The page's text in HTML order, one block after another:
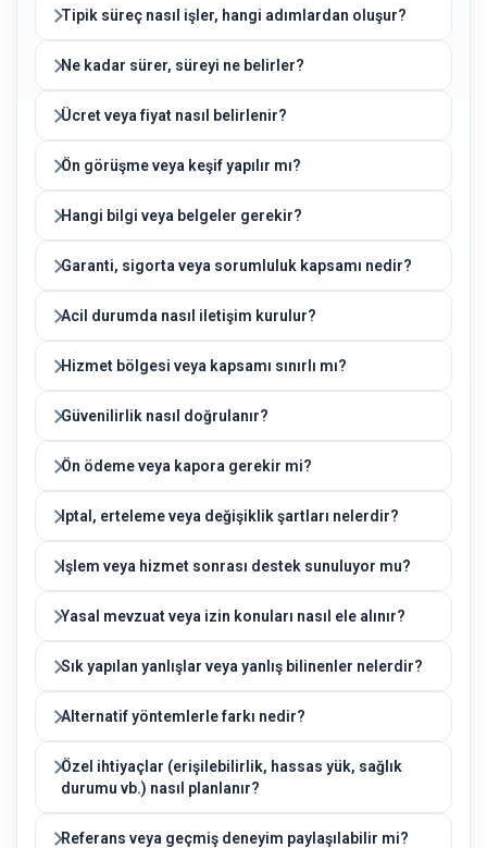
Tipik süreç nasıl işler, hangi adımlardan oluşur?
Ne kadar sürer, süreyi ne belirler?
Ücret veya fiyat nasıl belirlenir?
Ön görüşme veya keşif yapılır mı?
Hangi bilgi veya belgeler gerekir?
Garanti, sigorta veya sorumluluk kapsamı nedir?
Acil durumda nasıl iletişim kurulur?
Hizmet bölgesi veya kapsamı sınırlı mı?
Güvenilirlik nasıl doğrulanır?
Ön ödeme veya kapora gerekir mi?
Iptal, erteleme veya değişiklik şartları nelerdir?
Işlem veya hizmet sonrası destek sunuluyor mu?
Yasal mevzuat veya izin konuları nasıl ele alınır?
Sık yapılan yanlışlar veya yanlış bilinenler nelerdir?
Alternatif yöntemlerle farkı nedir?
Özel ihtiyaçlar (erişilebilirlik, hassas yük, sağlık
durumu vb.) nasıl planlanır?
Referans veya geçmiş deneyim paylaşılabilir mi?